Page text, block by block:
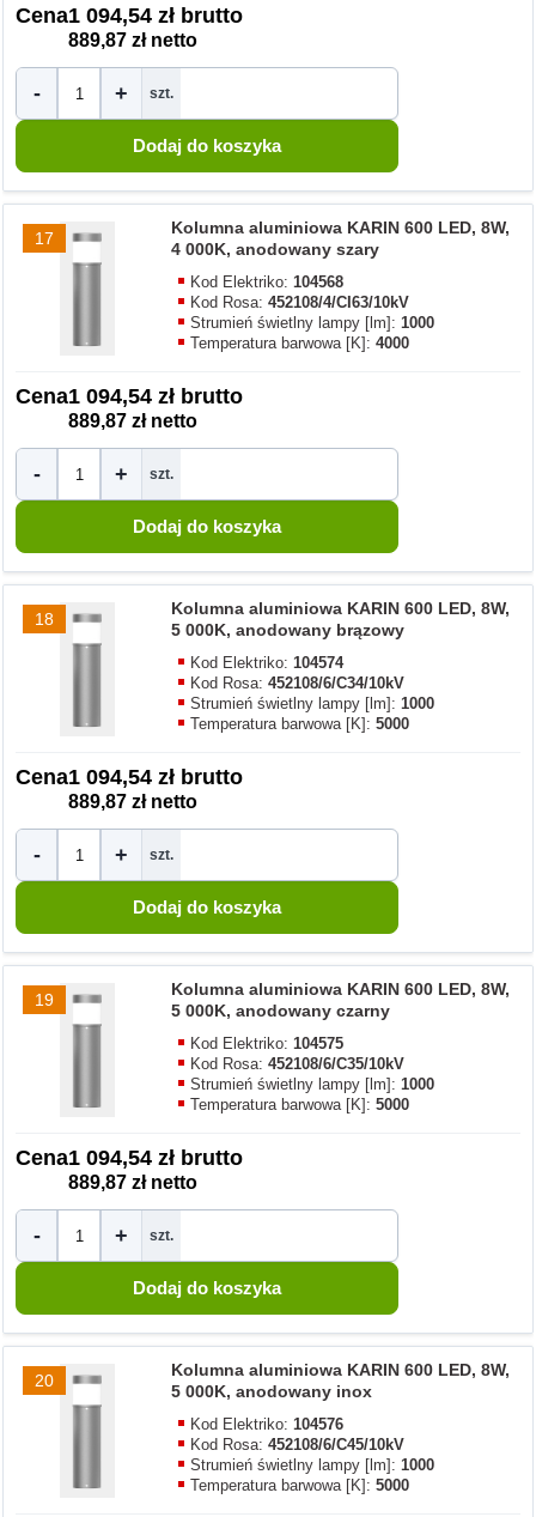
Cena1 094,54 zł brutto
889,87 zł netto
- + szt.
17
Kolumna aluminiowa KARIN 600 LED, 8W,
4 000K, anodowany szary
Kod Elektriko:104568
Kod Rosa:452108/4/CI63/10kV
Strumień świetlny lampy [lm]:1000
Temperatura barwowa [K]:4000
Cena1 094,54 zł brutto
889,87 zł netto
- + szt.
18
Kolumna aluminiowa KARIN 600 LED, 8W,
5 000K, anodowany brązowy
Kod Elektriko:104574
Kod Rosa:452108/6/C34/10kV
Strumień świetlny lampy [lm]:1000
Temperatura barwowa [K]:5000
Cena1 094,54 zł brutto
889,87 zł netto
- + szt.
19
Kolumna aluminiowa KARIN 600 LED, 8W,
5 000K, anodowany czarny
Kod Elektriko:104575
Kod Rosa:452108/6/C35/10kV
Strumień świetlny lampy [lm]:1000
Temperatura barwowa [K]:5000
Cena1 094,54 zł brutto
889,87 zł netto
- + szt.
20
Kolumna aluminiowa KARIN 600 LED, 8W,
5 000K, anodowany inox
Kod Elektriko:104576
Kod Rosa:452108/6/C45/10kV
Strumień świetlny lampy [lm]:1000
Temperatura barwowa [K]:5000